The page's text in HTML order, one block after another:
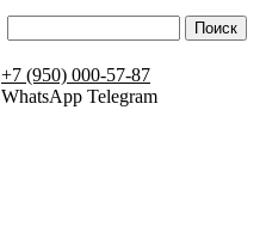
+7 (950) 000-57-87
WhatsApp Telegram